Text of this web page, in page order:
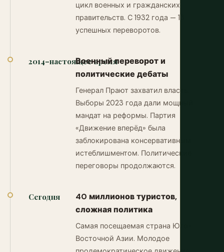
цикл военных и гражданских
правительств. С 1932 года — 13
успешных переворотов.
2014–настоящее времяВоенный переворот и
политические дебаты
Генерал Прают захватил власть.
Выборы 2023 года дали мощный
мандат на реформы. Партия
«Движение вперёд» была
заблокирована консервативным
истеблишментом. Политические
переговоры продолжаются.
Сегодня
40 миллионов туристов,
сложная политика
Самая посещаемая страна Юго-
Восточной Азии. Молодое